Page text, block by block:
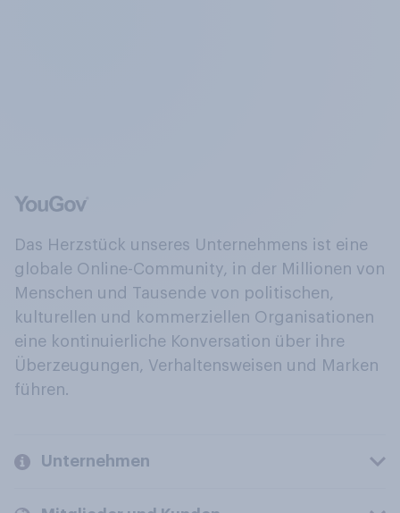
Das Herzstück unseres Unternehmens ist eine
globale Online-Community, in der Millionen von
Menschen und Tausende von politischen,
kulturellen und kommerziellen Organisationen
eine kontinuierliche Konversation über ihre
Überzeugungen, Verhaltensweisen und Marken
führen.
Unternehmen